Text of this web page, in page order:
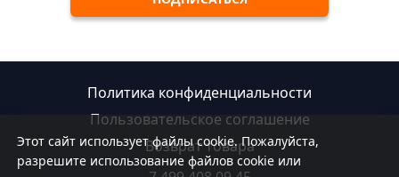
Этот сайт использует файлы cookie. Пожалуйста,
разрешите использование файлов cookie или
Политика конфиденциальности
Пользовательское соглашение
Возврат товара